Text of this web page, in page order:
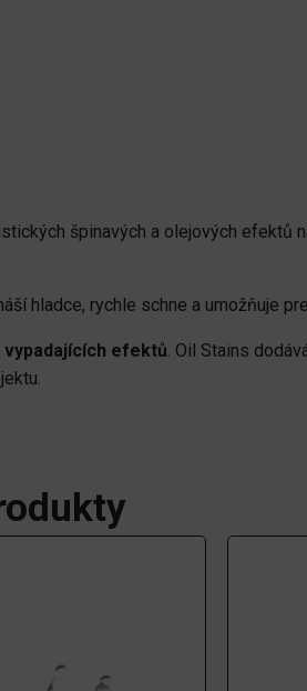
špinavých a olejových efektů
hladce, rychle schne a umožňuje
efektů. Oil Stains